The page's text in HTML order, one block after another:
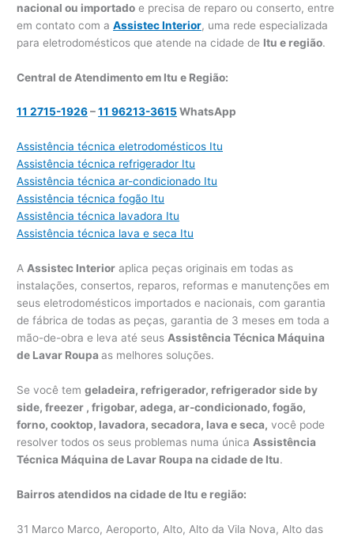
nacional ou importado e precisa de reparo ou conserto, entre
em contato com aAssistec Interior, uma rede especializada
para eletrodomésticos que atende na cidade de Itu e região.
Central de Atendimento em Itu e Região:
11 2715-1926–11 96213-3615 WhatsApp
Assistência técnica eletrodomésticos Itu
Assistência técnica refrigerador Itu
Assistência técnica ar-condicionado Itu
Assistência técnica fogão Itu
Assistência técnica lavadora Itu
Assistência técnica lava e seca Itu
AAssistec Interior aplica peças originais em todas as
instalações, consertos, reparos, reformas e manutenções em
seus eletrodomésticos importados e nacionais, com garantia
de fábrica de todas as peças, garantia de 3 meses em toda a
mão-de-obra e leva até seusAssistência Técnica Máquina
de Lavar Roupaas melhores soluções.
Se você temgeladeira, refrigerador, refrigerador side by
side, freezer , frigobar, adega, ar-condicionado, fogão,
forno, cooktop, lavadora, secadora, lava e seca, você pode
resolver todos os seus problemas numa única Assistência
Técnica Máquina de Lavar Roupa na cidade de Itu.
Bairros atendidos na cidade de Itu e região:
31 Marco Marco, Aeroporto, Alto, Alto da Vila Nova, Alto das